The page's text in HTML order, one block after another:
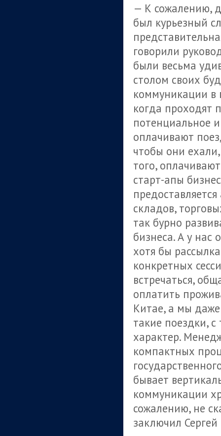
— К сожалению,
был курьезный
говорили
были весьма
столом своих
коммуникации в
когда проходят
потенциальное
оплачивают
чтобы они
того,
старт-апы
складов,
так бурно
бизнеса. А у нас
хотя бы
конкретных
встречаться,
оплатить
Китае, а мы
такие поездки,
характер.
компактных
бывает
коммуникации
сожалению, не
заключил